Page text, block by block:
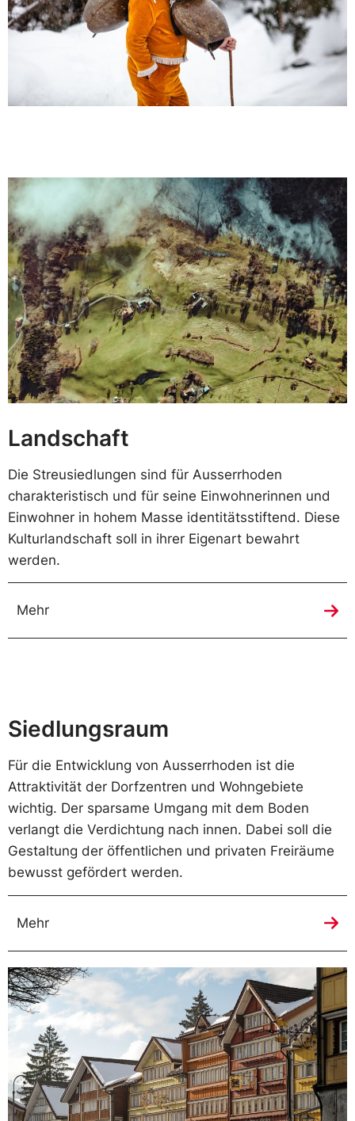
Landschaft
Die Streusiedlungen sind für Ausserrhoden
charakteristisch und für seine Einwohnerinnen und
Einwohner in hohem Masse identitätsstiftend. Diese
Kulturlandschaft soll in ihrer Eigenart bewahrt
werden.
Mehr
Siedlungsraum
Für die Entwicklung von Ausserrhoden ist die
Attraktivität der Dorfzentren und Wohngebiete
wichtig. Der sparsame Umgang mit dem Boden
verlangt die Verdichtung nach innen. Dabei soll die
Gestaltung der öffentlichen und privaten Freiräume
bewusst gefördert werden.
Mehr